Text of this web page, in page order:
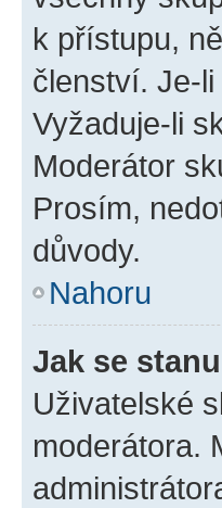
k přístupu,
členství. Je-
Vyžaduje-li
Moderátor
Prosím,
důvody.
Nahoru
Jak se
Uživatelské
moderátora.